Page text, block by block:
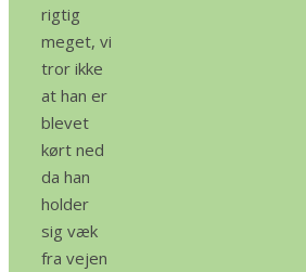
rigtig
meget, vi
tror ikke
at han er
blevet
kørt ned
da han
holder
sig væk
fra vejen